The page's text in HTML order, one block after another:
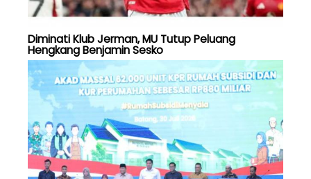
Diminati Klub Jerman, MU Tutup Peluang
Hengkang Benjamin Sesko